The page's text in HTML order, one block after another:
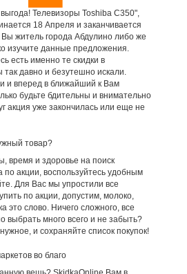
Телевизоры Toshiba С350",
18 Апреля и заканчивается
житель города Абдулино либо же
изучите данные предложения.
есть именно те скидки в
давно и безутешно искали.
и вперед в ближайший к Вам
будьте бдительны и внимательно
акция уже закончилась или еще не
товар?
время и здоровье на поиск
по акции, воспользуйтесь удобным
Для Вас мы упростили все
по акции, допустим, молоко,
это слово. Ничего сложного, все
выбрать много всего и не забыть?
и сохраняйте список покупок!
во благо